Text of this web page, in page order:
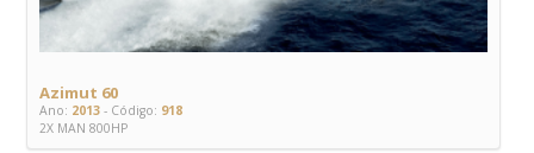
Azimut 60
Ano: 2013 - Código: 918
2X MAN 800HP